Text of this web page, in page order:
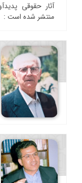
آثار حقوقی
منتشر شده است :